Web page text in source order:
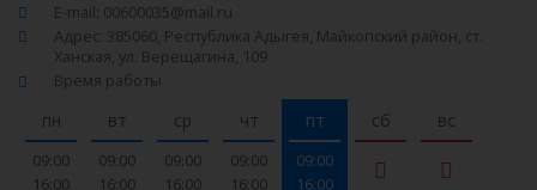
E-mail: 00600035@mail.ru
Адрес: 385060, Республика Адыгея, Майкопский район, ст.
Ханская, ул. Верещагина, 109
Время работы
пн
09:00
16:00
вт
09:00
16:00
ср
09:00
16:00
чт
09:00
16:00
пт
09:00
16:00
сб вс